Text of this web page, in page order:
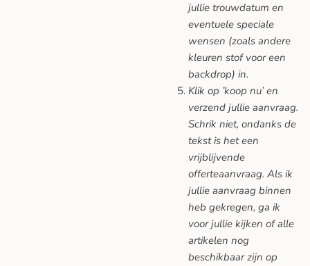
jullie trouwdatum en
eventuele speciale
wensen (zoals andere
kleuren stof voor een
backdrop) in.
Klik op ’koop nu’ en
verzend jullie aanvraag.
Schrik niet, ondanks de
tekst is het een
vrijblijvende
offerteaanvraag. Als ik
jullie aanvraag binnen
heb gekregen, ga ik
voor jullie kijken of alle
artikelen nog
beschikbaar zijn op